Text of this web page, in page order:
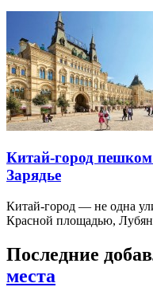
Китай-город
Зарядье
Китай-город — не одна
Красной площадью,
Последние
места